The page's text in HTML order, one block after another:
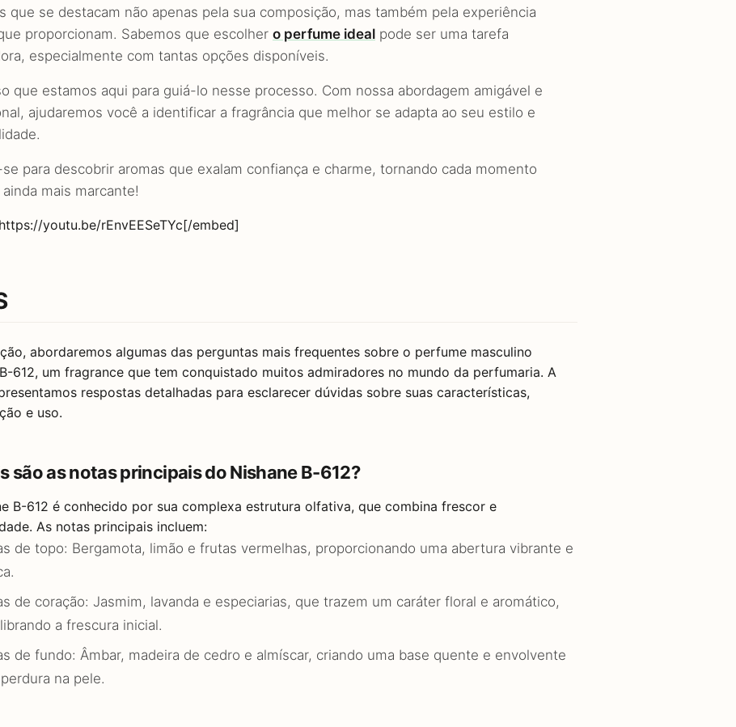
que se destacam não apenas pela sua composição, mas também pela experiência
proporcionam. Sabemos que escolher o perfume ideal pode ser uma tarefa
especialmente com tantas opções disponíveis.
que estamos aqui para guiá-lo nesse processo. Com nossa abordagem amigável e
ajudaremos você a identificar a fragrância que melhor se adapta ao seu estilo e
para descobrir aromas que exalam confiança e charme, tornando cada momento
mais marcante!
youtu.be/rEnvEESeTYc[/embed]
abordaremos algumas das perguntas mais frequentes sobre o perfume masculino
612, um fragrance que tem conquistado muitos admiradores no mundo da perfumaria. A
respostas detalhadas para esclarecer dúvidas sobre suas características,
e uso.
são as notas principais do Nishane B-612?
B-612 é conhecido por sua complexa estrutura olfativa, que combina frescor e
As notas principais incluem:
de topo: Bergamota, limão e frutas vermelhas, proporcionando uma abertura vibrante e
de coração: Jasmim, lavanda e especiarias, que trazem um caráter floral e aromático,
a frescura inicial.
de fundo: Âmbar, madeira de cedro e almíscar, criando uma base quente e envolvente
na pele.